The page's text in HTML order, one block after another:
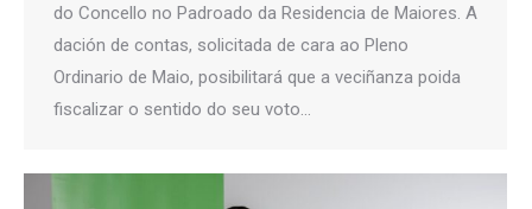
do Concello no Padroado da Residencia de Maiores. A
dación de contas, solicitada de cara ao Pleno
Ordinario de Maio, posibilitará que a veciñanza poida
fiscalizar o sentido do seu voto…